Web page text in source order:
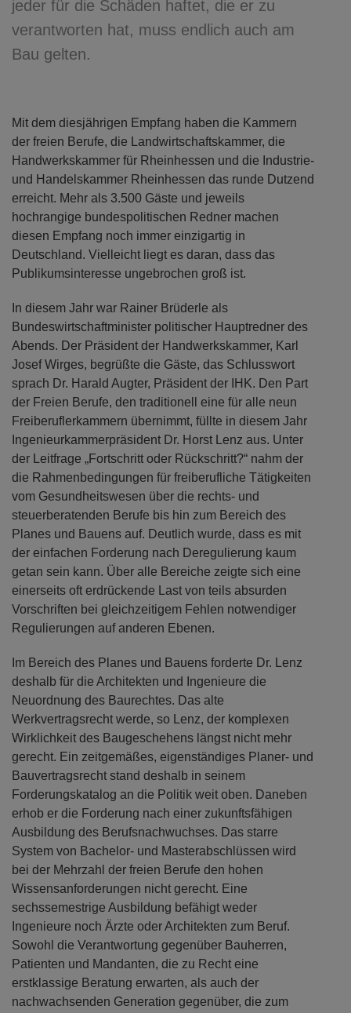
jeder für die Schäden haftet, die er zu
verantworten hat, muss endlich auch am
Bau gelten.
Mit dem diesjährigen Empfang haben die Kammern
der freien Berufe, die Landwirtschaftskammer, die
Handwerkskammer für Rheinhessen und die Industrie-
und Handelskammer Rheinhessen das runde Dutzend
erreicht. Mehr als 3.500 Gäste und jeweils
hochrangige bundespolitischen Redner machen
diesen Empfang noch immer einzigartig in
Deutschland. Vielleicht liegt es daran, dass das
Publikumsinteresse ungebrochen groß ist.
In diesem Jahr war Rainer Brüderle als
Bundeswirtschaftminister politischer Hauptredner des
Abends. Der Präsident der Handwerkskammer, Karl
Josef Wirges, begrüßte die Gäste, das Schlusswort
sprach Dr. Harald Augter, Präsident der IHK. Den Part
der Freien Berufe, den traditionell eine für alle neun
Freiberuflerkammern übernimmt, füllte in diesem Jahr
Ingenieurkammerpräsident Dr. Horst Lenz aus. Unter
der Leitfrage „Fortschritt oder Rückschritt?“ nahm der
die Rahmenbedingungen für freiberufliche Tätigkeiten
vom Gesundheitswesen über die rechts- und
steuerberatenden Berufe bis hin zum Bereich des
Planes und Bauens auf. Deutlich wurde, dass es mit
der einfachen Forderung nach Deregulierung kaum
getan sein kann. Über alle Bereiche zeigte sich eine
einerseits oft erdrückende Last von teils absurden
Vorschriften bei gleichzeitigem Fehlen notwendiger
Regulierungen auf anderen Ebenen.
Im Bereich des Planes und Bauens forderte Dr. Lenz
deshalb für die Architekten und Ingenieure die
Neuordnung des Baurechtes. Das alte
Werkvertragsrecht werde, so Lenz, der komplexen
Wirklichkeit des Baugeschehens längst nicht mehr
gerecht. Ein zeitgemäßes, eigenständiges Planer- und
Bauvertragsrecht stand deshalb in seinem
Forderungskatalog an die Politik weit oben. Daneben
erhob er die Forderung nach einer zukunftsfähigen
Ausbildung des Berufsnachwuchses. Das starre
System von Bachelor- und Masterabschlüssen wird
bei der Mehrzahl der freien Berufe den hohen
Wissensanforderungen nicht gerecht. Eine
sechssemestrige Ausbildung befähigt weder
Ingenieure noch Ärzte oder Architekten zum Beruf.
Sowohl die Verantwortung gegenüber Bauherren,
Patienten und Mandanten, die zu Recht eine
erstklassige Beratung erwarten, als auch der
nachwachsenden Generation gegenüber, die zum